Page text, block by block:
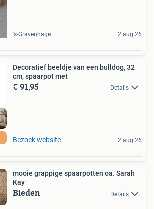
's-Gravenhage 2 aug 26
Decoratief beeldje van een bulldog, 32
cm, spaarpot met
€ 91,95 Details
Bezoek website 2 aug 26
mooie grappige spaarpotten oa. Sarah
Kay
Bieden Details